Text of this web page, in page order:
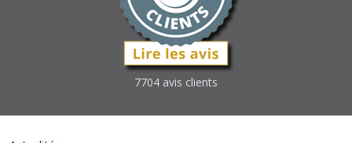
7704 avis clients